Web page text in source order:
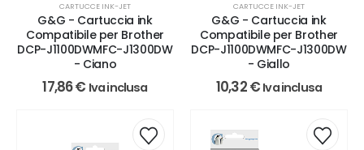
CARTUCCE INK-JET
G&G - Cartuccia ink
Compatibile per Brother
DCP-J1100DWMFC-J1300DW
- Ciano
17,86€ Iva inclusa
CARTUCCE INK-JET
G&G - Cartuccia ink
Compatibile per Brother
DCP-J1100DWMFC-J1300DW
- Giallo
10,32€ Iva inclusa